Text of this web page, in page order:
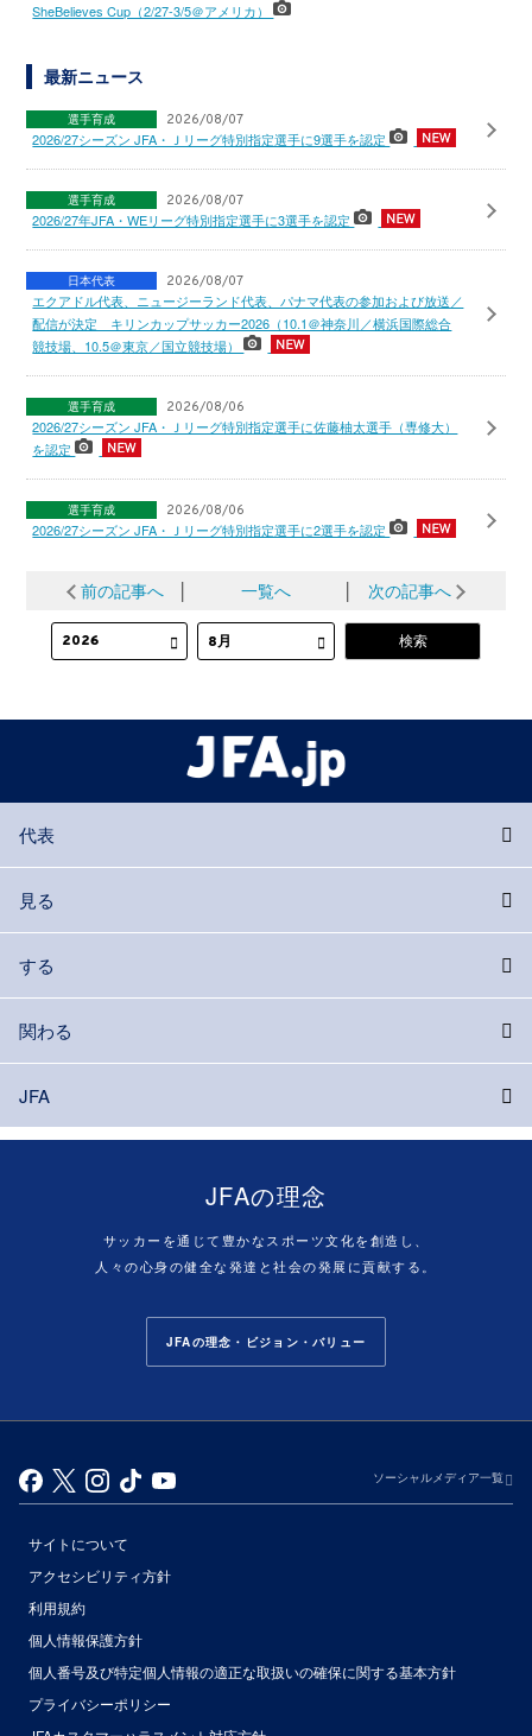
SheBelieves Cup（2/27-3/5＠アメリカ）
最新ニュース
選手育成 2026/08/07
2026/27シーズン JFA・Ｊリーグ特別指定選手に9選手を認定
選手育成 2026/08/07
2026/27年JFA・WEリーグ特別指定選手に3選手を認定
日本代表 2026/08/07
エクアドル代表、ニュージーランド代表、パナマ代表の参加および放送／
配信が決定 キリンカップサッカー2026（10.1＠神奈川／横浜国際総合
競技場、10.5＠東京／国立競技場）
選手育成 2026/08/06
2026/27シーズン JFA・Ｊリーグ特別指定選手に佐藤柚太選手（専修大）
を認定
選手育成 2026/08/06
2026/27シーズン JFA・Ｊリーグ特別指定選手に2選手を認定
前の記事へ 一覧へ 次の記事へ
代表
見る
する
関わる
JFA
JFAの理念
サッカーを通じて豊かなスポーツ文化を創造し、
人々の心身の健全な発達と社会の発展に貢献する。
JFAの理念・ビジョン・バリュー
ソーシャルメディア一覧
サイトについて
アクセシビリティ方針
利用規約
個人情報保護方針
個人番号及び特定個人情報の適正な取扱いの確保に関する基本方針
プライバシーポリシー